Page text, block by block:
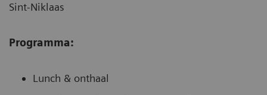
Sint-Niklaas
Programma:
Lunch & onthaal